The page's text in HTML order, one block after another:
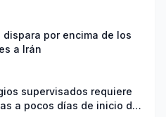
por encima de los
a Irán
supervisados requiere
a pocos días de inicio del